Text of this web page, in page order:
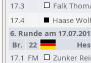
17.3
Falk
17.4
Haase
6. Runde am
Br.
22
17.1 FM Zunker